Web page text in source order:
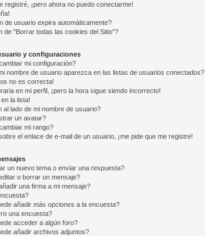
registré, ¡pero ahora no puedo conectarme!
de usuario expira automáticamente?
de "Borrar todas las cookies del Sitio"?
y configuraciones
mi configuración?
nombre de usuario aparezca en las listas de usuarios conectados?
no es correcta!
en mi perfil, ¡pero la hora sigue siendo incorrecto!
la lista!
al lado de mi nombre de usuario?
un avatar?
mi rango?
el enlace de e-mail de un usuario, ¡me pide que me registre!
un nuevo tema o enviar una respuesta?
o borrar un mensaje?
una firma a mi mensaje?
añadir más opciones a la encuesta?
una encuesta?
acceder a algún foro?
añadir archivos adjuntos?